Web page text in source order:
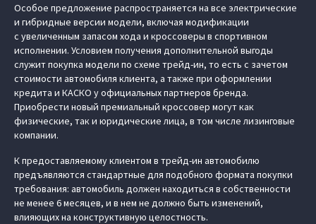
Особое предложение распространяется на все электрические
и гибридные версии модели, включая модификации
с увеличенным запасом хода и кроссоверы в спортивном
исполнении. Условием получения дополнительной выгоды
служит покупка модели по схеме трейд-ин, то есть с зачетом
стоимости автомобиля клиента, а также при оформлении
кредита и КАСКО у официальных партнеров бренда.
Приобрести новый премиальный кроссовер могут как
физические, так и юридические лица, в том числе лизинговые
компании.
К предоставляемому клиентом в трейд-ин автомобилю
предъявляются стандартные для подобного формата покупки
требования: автомобиль должен находиться в собственности
не менее 6 месяцев, и в нем не должно быть изменений,
влияющих на конструктивную целостность.